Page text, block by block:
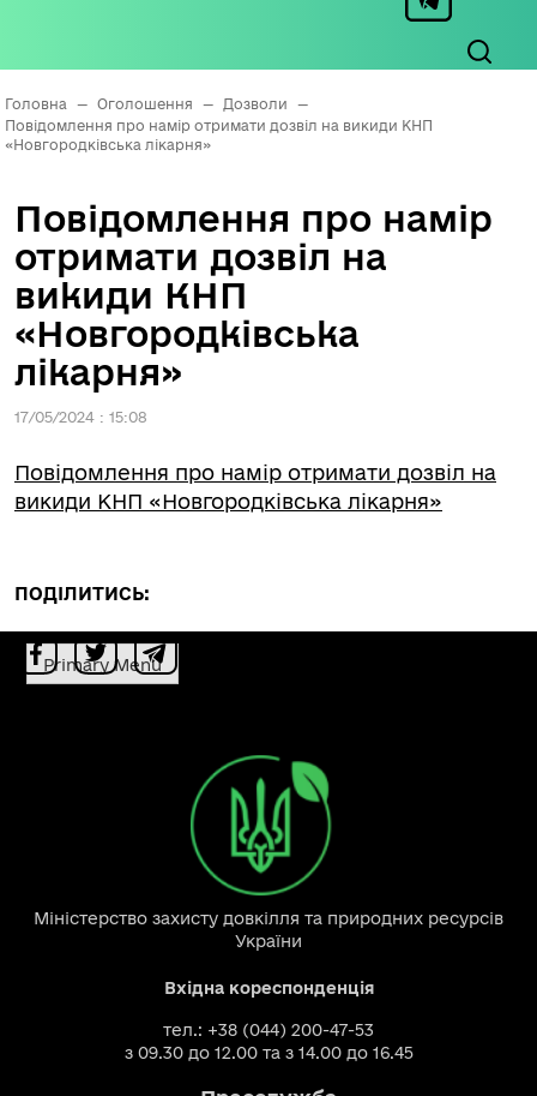
Головна — Оголошення — Дозволи
—
Повідомлення про намір отримати дозвіл на викиди КНП
«Новгородківська лікарня»
Повідомлення про намір
отримати дозвіл на
викиди КНП
«Новгородківська
лікарня»
17/05/2024 : 15:08
Повідомлення про намір отримати дозвіл на
викиди КНП «Новгородківська лікарня»
ПОДІЛИТИСЬ:
Primary Menu
Міністерство захисту довкілля та природних ресурсів
України
Вхідна кореспонденція
тел.: +38 (044) 200-47-53
з 09.30 до 12.00 та з 14.00 до 16.45